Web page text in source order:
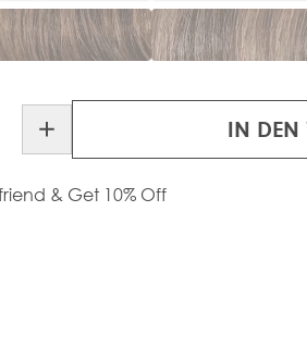
IN DEN
& Get 10% Off